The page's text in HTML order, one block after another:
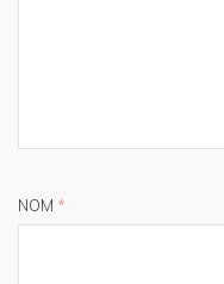
NOM *